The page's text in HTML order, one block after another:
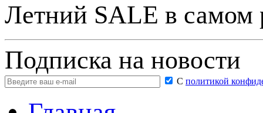
Летний SALE в самом
Подписка на новости
С политикой